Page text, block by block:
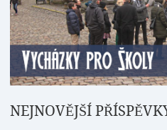
NEJNOVĚJŠÍ